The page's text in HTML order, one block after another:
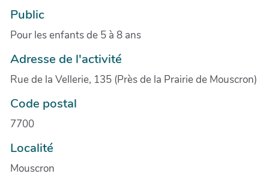
Public
Pour les enfants de 5 à 8 ans
Adresse de l'activité
Rue de la Vellerie, 135 (Près de la Prairie de Mouscron)
Code postal
7700
Localité
Mouscron